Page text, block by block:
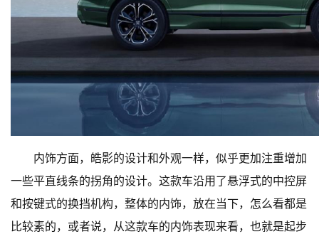
内饰方面，皓影的设计和外观一样，似乎更加注重增加
一些平直线条的拐角的设计。这款车沿用了悬浮式的中控屏
和按键式的换挡机构，整体的内饰，放在当下，怎么看都是
比较素的，或者说，从这款车的内饰表现来看，也就是起步